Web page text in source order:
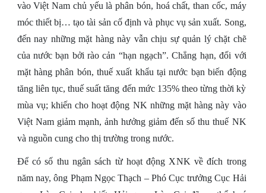
vào Việt Nam chủ yếu là phân bón, hoá chất, than cốc, máy
móc thiết bị… tạo tài sản cố định và phục vụ sản xuất. Song,
đến nay những mặt hàng này vẫn chịu sự quản lý chặt chẽ
của nước bạn bởi rào cản “hạn ngạch”. Chẳng hạn, đối với
mặt hàng phân bón, thuế xuất khẩu tại nước bạn biến động
tăng liên tục, thuế suất tăng đến mức 135% theo từng thời kỳ
mùa vụ; khiến cho hoạt động NK những mặt hàng này vào
Việt Nam giảm mạnh, ảnh hưởng giảm đến số thu thuế NK
và nguồn cung cho thị trường trong nước.
Để có số thu ngân sách từ hoạt động XNK về đích trong
năm nay, ông Phạm Ngọc Thạch – Phó Cục trưởng Cục Hải